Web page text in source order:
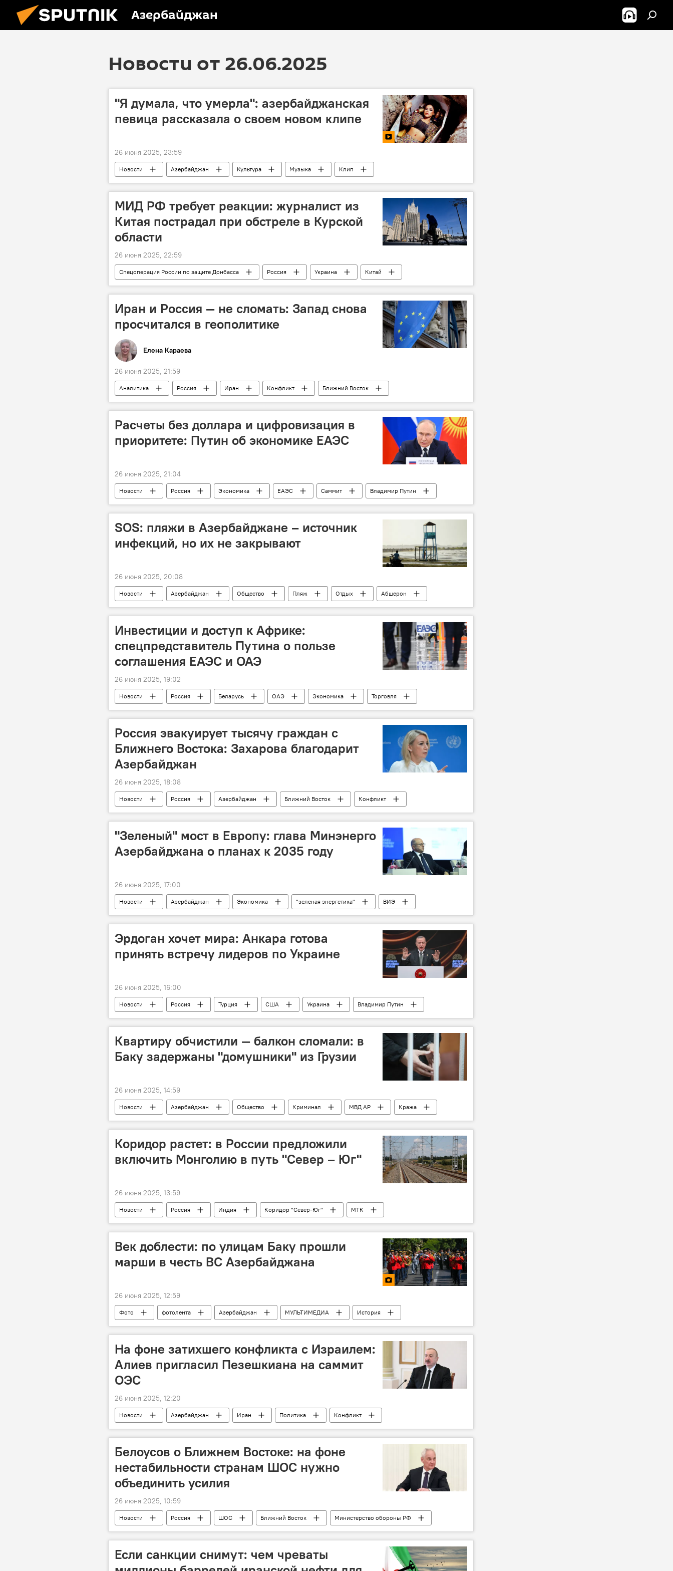
Азербайджан
Новости от 26.06.2025
"Я думала, что умерла": азербайджанская
певица рассказала о своем новом клипе
26 июня 2025, 23:59
Новости Азербайджан Культура Музыка Клип
МИД РФ требует реакции: журналист из
Китая пострадал при обстреле в Курской
области
26 июня 2025, 22:59
Спецоперация России по защите Донбасса Россия Украина
Китай
СМИ
Ранение МИД России Мария Захарова Курская область
Иран и Россия — не сломать: Запад снова
просчитался в геополитике
Елена Караева
26 июня 2025, 21:59
Аналитика Россия Иран Конфликт
Ближний Восток
Политика
Европа миропорядок
Расчеты без доллара и цифровизация в
приоритете: Путин об экономике ЕАЭС
26 июня 2025, 21:04
Новости Россия Экономика ЕАЭС Саммит
Владимир Путин
Инвестиции
Товарооборот взаиморасчеты нацвалюты
Торговля
SOS: пляжи в Азербайджане – источник
инфекций, но их не закрывают
26 июня 2025, 20:08
Новости Азербайджан Общество Пляж Отдых
Абшерон
Баку
Загрязнение Инфекция Сточные воды
Каспийское море
Инвестиции и доступ к Африке:
спецпредставитель Путина о пользе
соглашения ЕАЭС и ОАЭ
26 июня 2025, 19:02
Новости Россия Беларусь ОАЭ Экономика
Торговля
Соглашение
Африка ЕАЭС Саммит
Россия эвакуирует тысячу граждан с
Ближнего Востока: Захарова благодарит
Азербайджан
26 июня 2025, 18:08
Новости Россия Азербайджан Ближний Восток
Конфликт
Иран
Израиль МИД России Мария Захарова
"Зеленый" мост в Европу: глава Минэнерго
Азербайджана о планах к 2035 году
26 июня 2025, 17:00
Новости Азербайджан Экономика "зеленая энергетика"
ВИЭ
Центральная Азия
Китай Каспийское море ШОС Европа
Эрдоган хочет мира: Анкара готова
принять встречу лидеров по Украине
26 июня 2025, 16:00
Новости Россия Турция США Украина
Владимир Путин
Реджеп Тайип Эрдоган
Дональд Трамп Политика СВО Президент
Квартиру обчистили — балкон сломали: в
Баку задержаны "домушники" из Грузии
26 июня 2025, 14:59
Новости Азербайджан Общество Криминал МВД АР
Кража
Грузия
Коридор растет: в России предложили
включить Монголию в путь "Север – Юг"
26 июня 2025, 13:59
Новости Россия Индия Коридор "Север-Юг"
МТК
Грузоперевозки
Монголия ЕАЭС
Век доблести: по улицам Баку прошли
марши в честь ВС Азербайджана
26 июня 2025, 12:59
Фото фотолента Азербайджан МУЛЬТИМЕДИА
История
азербайджанская армия
Праздник Марш
На фоне затихшего конфликта с Израилем:
Алиев пригласил Пезешкиана на саммит
ОЭС
26 июня 2025, 12:20
Новости Азербайджан Иран Политика
Конфликт
Ближний Восток
Израиль Ильхам Алиев
президент Ирана МасудПезешкиан
Белоусов о Ближнем Востоке: на фоне
нестабильности странам ШОС нужно
объединить усилия
26 июня 2025, 10:59
Новости Россия ШОС Ближний Восток
Министерство обороны РФ
Андрей Белоусов
учения Борьба с терроризмом Сирия
Афганистан
Если санкции снимут: чем чреваты